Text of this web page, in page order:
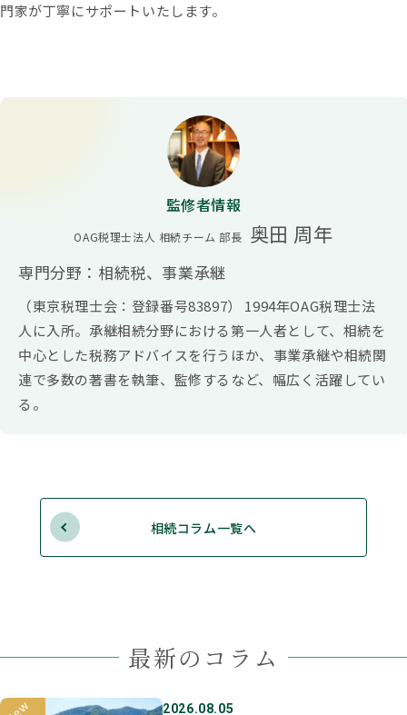
門家が丁寧にサポートいたします。
監修者情報
OAG税理士法人 相続チーム 部長 奥田 周年
専門分野：相続税、事業承継
（東京税理士会：登録番号83897） 1994年OAG税理士法
人に入所。承継相続分野における第一人者として、相続を
中心とした税務アドバイスを行うほか、事業承継や相続関
連で多数の著書を執筆、監修するなど、幅広く活躍してい
る。
相続コラム一覧へ
最新のコラム
2026.08.05